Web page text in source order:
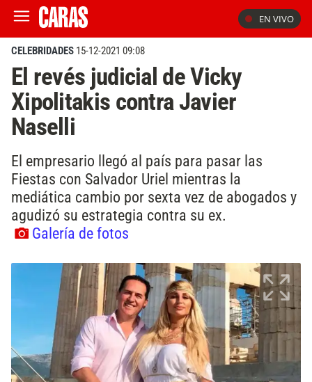
EN VIVO
CELEBRIDADES 15-12-2021 09:08
El revés judicial de Vicky
Xipolitakis contra Javier
Naselli
El empresario llegó al país para pasar las
Fiestas con Salvador Uriel mientras la
mediática cambio por sexta vez de abogados y
agudizó su estrategia contra su ex.
Galería de fotos